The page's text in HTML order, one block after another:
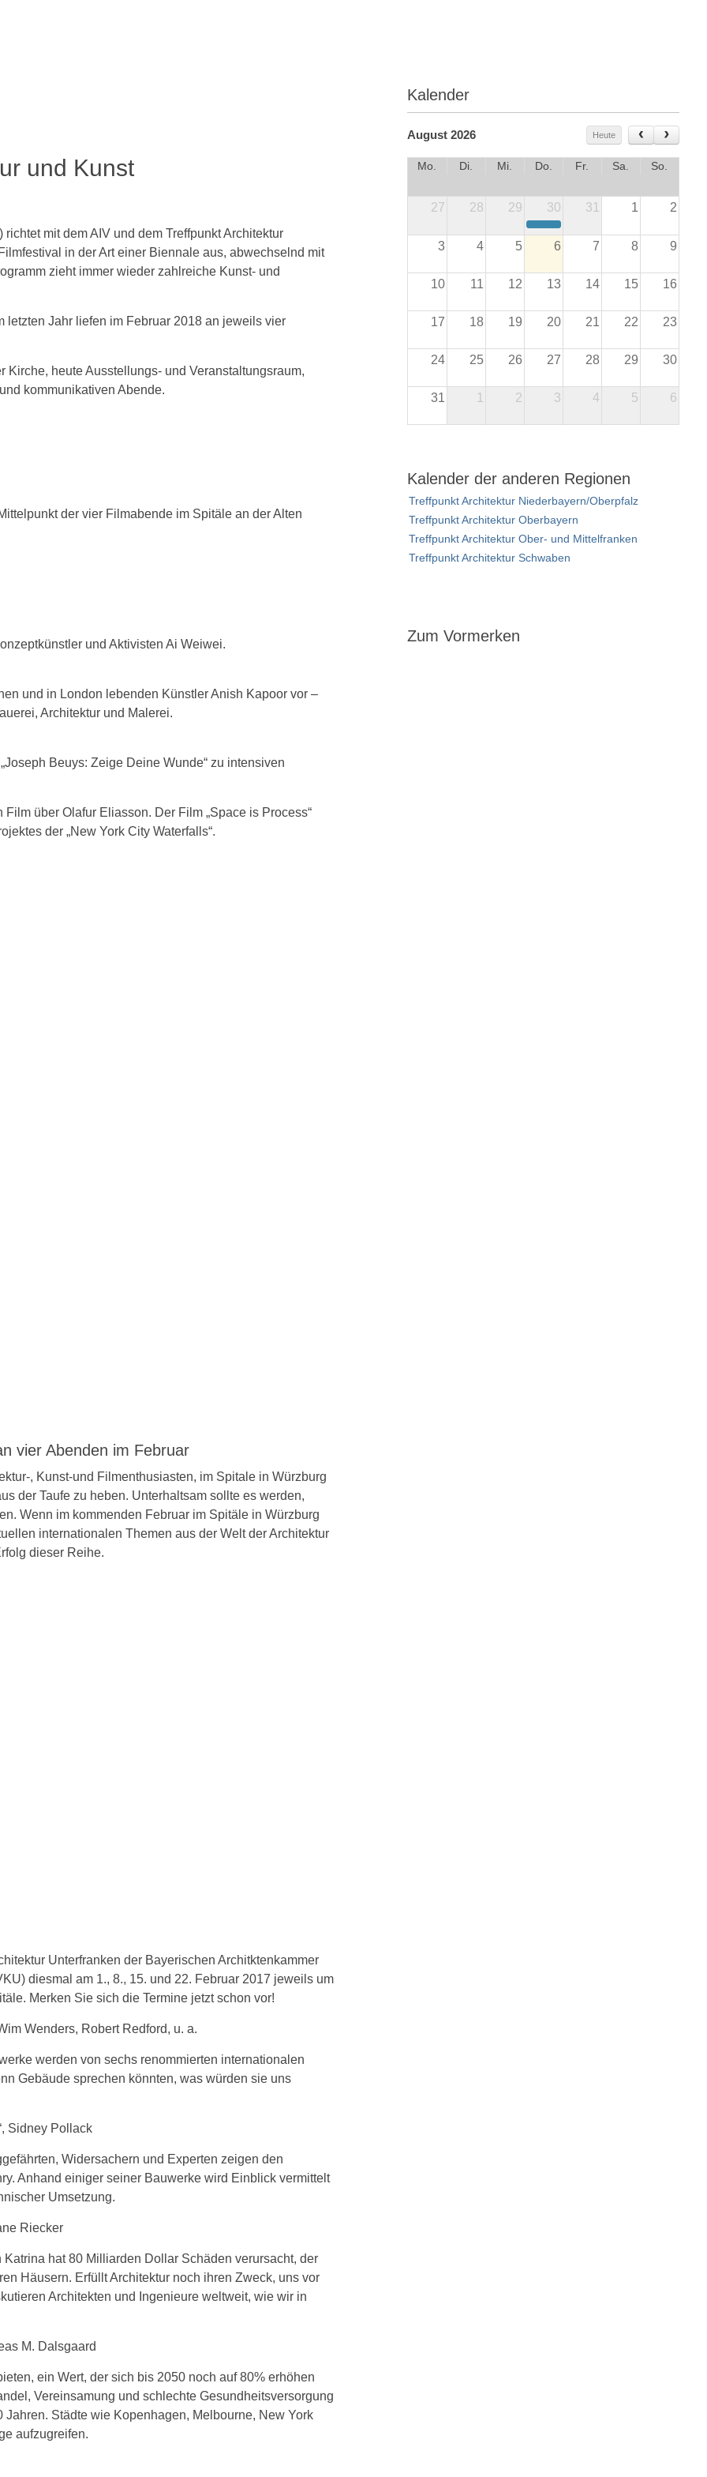
und Kunst
mit dem AIV und dem Treffpunkt Architektur
in der Art einer Biennale aus, abwechselnd mit
zieht immer wieder zahlreiche Kunst- und
letzten Jahr liefen im Februar 2018 an jeweils vier
heute Ausstellungs- und Veranstaltungsraum,
kommunikativen Abende.
der vier Filmabende im Spitäle an der Alten
und Aktivisten Ai Weiwei.
und in London lebenden Künstler Anish Kapoor vor –
Architektur und Malerei.
Beuys: Zeige Deine Wunde“ zu intensiven
über Olafur Eliasson. Der Film „Space is Process“
der „New York City Waterfalls“.
vier Abenden im Februar
, Kunst-und Filmenthusiasten, im Spitale in Würzburg
der Taufe zu heben. Unterhaltsam sollte es werden,
Wenn im kommenden Februar im Spitäle in Würzburg
internationalen Themen aus der Welt der Architektur
dieser Reihe.
Unterfranken der Bayerischen Architktenkammer
diesmal am 1., 8., 15. und 22. Februar 2017 jeweils um
Merken Sie sich die Termine jetzt schon vor!
Wenders, Robert Redford, u. a.
werden von sechs renom­mierten internationalen
Gebäu­de sprechen könnten, was würden sie uns
Sidney Pollack
Widersachern und Ex­perten zeigen den
Anhand ei­niger seiner Bauwerke wird Einblick vermittelt
Umsetzung.
Riecker
hat 80 Milliarden Dollar Schäden verursacht, der
Häusern. Erfüllt Architektur noch ihren Zweck, uns vor
Architekten und Ingenieure weltweit, wie wir in
M. Dalsgaard
ein Wert, der sich bis 2050 noch auf 80% erhöhen
Ver­einsamung und schlechte Gesundheitsversorgung
Städte wie Kopenhagen, Melbourne, New York
aufzugreifen.
Kalender
August 2026 Heute
Mo. Di. Mi. Do. Fr. Sa. So.
27 28 29 30 31 1 2
3 4 5 6 7 8 9
10 11 12 13 14 15 16
17 18 19 20 21 22 23
24 25 26 27 28 29 30
31 1 2 3 4 5 6
Kalender der anderen Regionen
Treffpunkt Architektur Niederbayern/Oberpfalz
Treffpunkt Architektur Oberbayern
Treffpunkt Architektur Ober- und Mittelfranken
Treffpunkt Architektur Schwaben
Zum Vormerken